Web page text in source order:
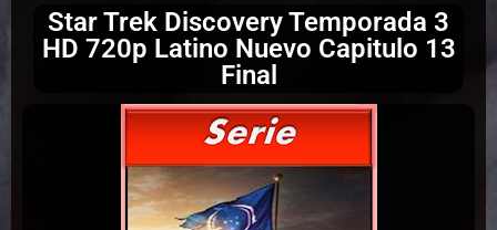
Star Trek Discovery Temporada 3
HD 720p Latino Nuevo Capitulo 13
Final